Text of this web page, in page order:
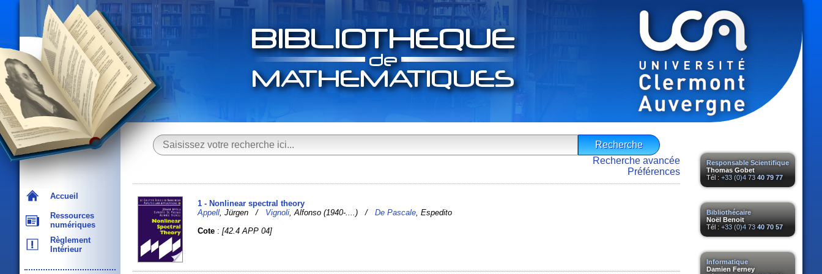
Accueil
Ressources
numériques
Règlement
Intérieur
Responsable Scientifique
Thomas Gobet
Tél : +33 (0)4 73 40 79 77
Bibliothécaire
Noël Benoit
Tél : +33 (0)4 73 40 70 57
Informatique
Damien Ferney
Recherche avancée
Préférences
1 - Nonlinear spectral theory
Appell , Jürgen / Vignoli , Alfonso (1940-....) /De Pascale , Espedito
Cote :[42.4 APP 04]